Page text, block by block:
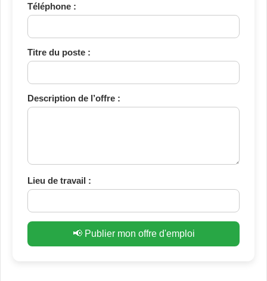
Téléphone :
Titre du poste :
Description de l’offre :
Lieu de travail :
📢 Publier mon offre d'emploi